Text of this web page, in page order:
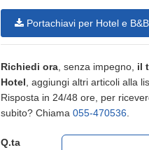
Portachiavi per Hotel e B&B
Richiedi ora , senza impegno, il
Hotel , aggiungi altri articoli alla
Risposta in 24/48 ore, per
subito? Chiama 055-470536
Q.ta